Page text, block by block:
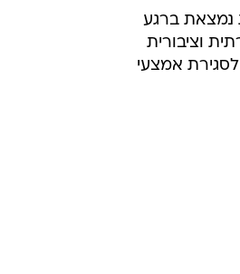
נמצאת ברגע
וציבורית
אמצעי